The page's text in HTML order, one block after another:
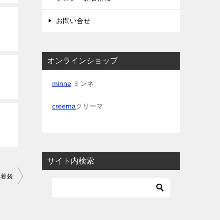
袋
お問い合せ
オンラインショップ
minne ミンネ
creemaクリーマ
サイト内検索